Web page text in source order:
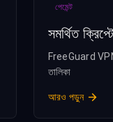
পেমেন্ট
সমর্থিত
FreeGuard
তালিকা
আরও পড়ুন